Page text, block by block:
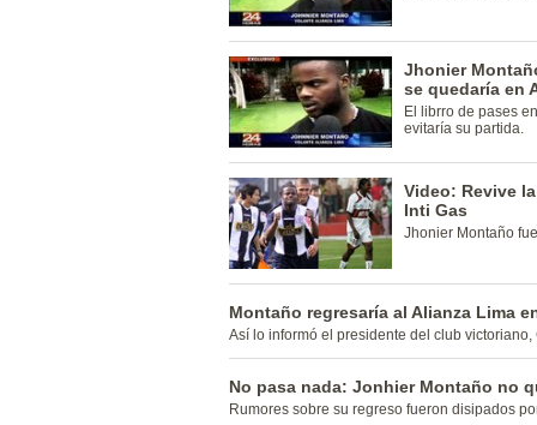
Jhonier
se quedaría en
El librro de pases
evitaría su partida.
Video: Revive
Inti Gas
Jhonier Montaño
Montaño regresaría al Alianza Lima
Así lo informó el presidente del club victoriano,
No pasa nada: Jonhier Montaño no
Rumores sobre su regreso fueron disipados